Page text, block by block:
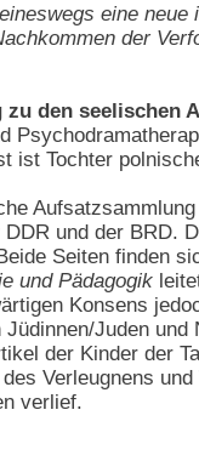
eine
der
den seelischen
Tochter
und der
Seiten finden
und Pädagogik
Konsens
Juden
der Kinder der
Verleugnens
verlief.